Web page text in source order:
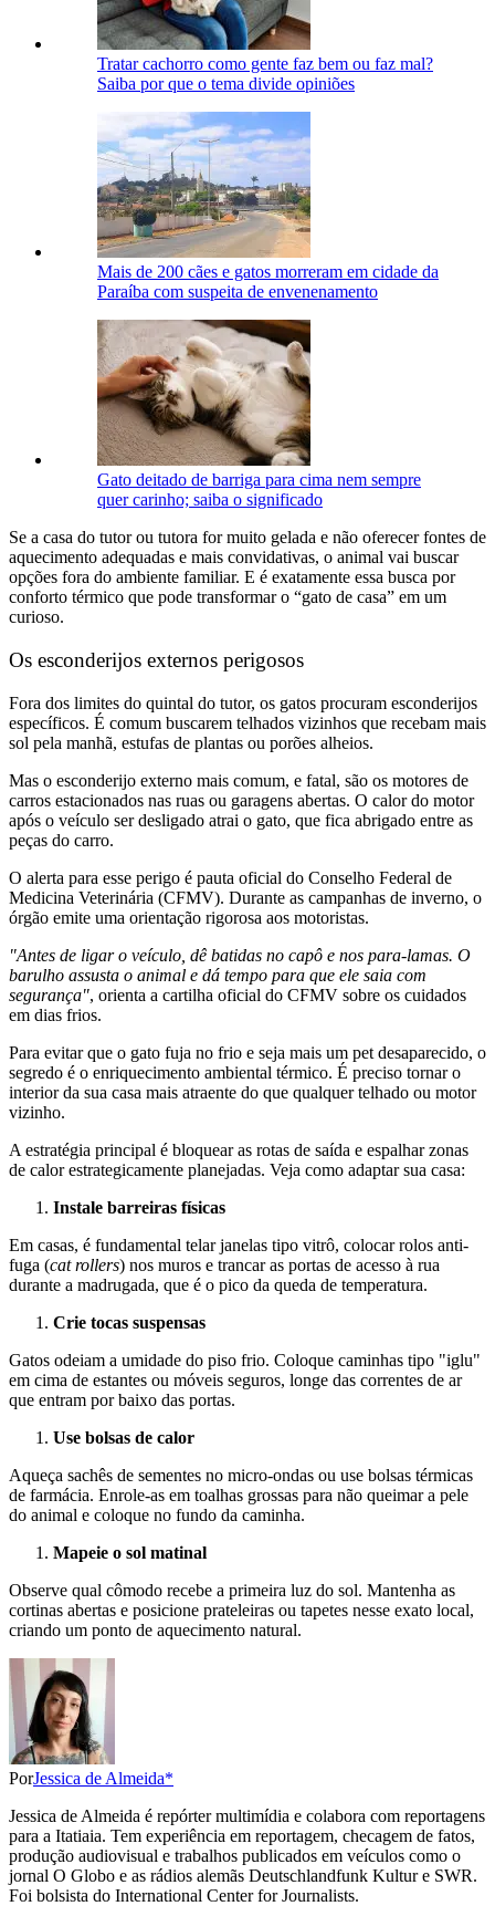
Tratar cachorro como gente faz bem ou faz mal?
Saiba por que o tema divide opiniões
Mais de 200 cães e gatos morreram em cidade da
Paraíba com suspeita de envenenamento
Gato deitado de barriga para cima nem sempre
quer carinho; saiba o significado
Se a casa do tutor ou tutora for muito gelada e não oferecer fontes de
aquecimento adequadas e mais convidativas, o animal vai buscar
opções fora do ambiente familiar. E é exatamente essa busca por
conforto térmico que pode transformar o “gato de casa” em um
curioso.
Os esconderijos externos perigosos
Fora dos limites do quintal do tutor, os gatos procuram esconderijos
específicos. É comum buscarem telhados vizinhos que recebam mais
sol pela manhã, estufas de plantas ou porões alheios.
Mas o esconderijo externo mais comum, e fatal, são os motores de
carros estacionados nas ruas ou garagens abertas. O calor do motor
após o veículo ser desligado atrai o gato, que fica abrigado entre as
peças do carro.
O alerta para esse perigo é pauta oficial do Conselho Federal de
Medicina Veterinária (CFMV). Durante as campanhas de inverno, o
órgão emite uma orientação rigorosa aos motoristas.
"Antes de ligar o veículo, dê batidas no capô e nos para-lamas. O
barulho assusta o animal e dá tempo para que ele saia com
segurança", orienta a cartilha oficial do CFMV sobre os cuidados
em dias frios.
Para evitar que o gato fuja no frio e seja mais um pet desaparecido, o
segredo é o enriquecimento ambiental térmico. É preciso tornar o
interior da sua casa mais atraente do que qualquer telhado ou motor
vizinho.
A estratégia principal é bloquear as rotas de saída e espalhar zonas
de calor estrategicamente planejadas. Veja como adaptar sua casa:
Instale barreiras físicas
Em casas, é fundamental telar janelas tipo vitrô, colocar rolos anti-
fuga (cat rollers) nos muros e trancar as portas de acesso à rua
durante a madrugada, que é o pico da queda de temperatura.
Crie tocas suspensas
Gatos odeiam a umidade do piso frio. Coloque caminhas tipo "iglu"
em cima de estantes ou móveis seguros, longe das correntes de ar
que entram por baixo das portas.
Use bolsas de calor
Aqueça sachês de sementes no micro-ondas ou use bolsas térmicas
de farmácia. Enrole-as em toalhas grossas para não queimar a pele
do animal e coloque no fundo da caminha.
Mapeie o sol matinal
Observe qual cômodo recebe a primeira luz do sol. Mantenha as
cortinas abertas e posicione prateleiras ou tapetes nesse exato local,
criando um ponto de aquecimento natural.
PorJessica de Almeida*
Jessica de Almeida é repórter multimídia e colabora com reportagens
para a Itatiaia. Tem experiência em reportagem, checagem de fatos,
produção audiovisual e trabalhos publicados em veículos como o
jornal O Globo e as rádios alemãs Deutschlandfunk Kultur e SWR.
Foi bolsista do International Center for Journalists.